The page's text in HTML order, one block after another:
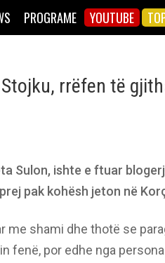
PROGRAME YOUTUBE
rrëfen të
Sulon, ishte e ftuar
pak kohësh jeton në
me shami dhe thotë se
fenë, por edhe nga